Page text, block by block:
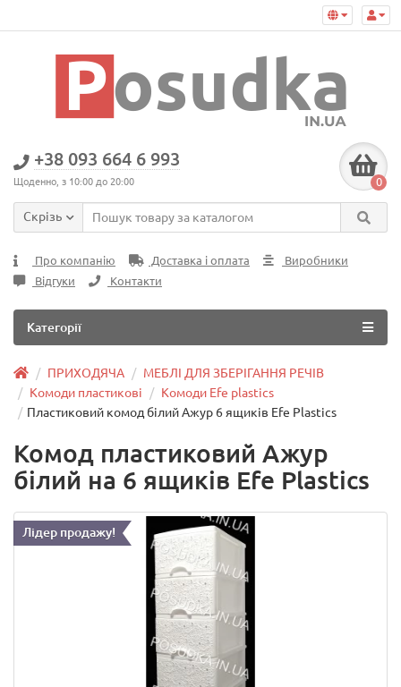
+38 093 664 6 993
Щоденно, з 10:00 до 20:00 0
Скрізь
Про компанію Доставка і оплата
Виробники
Відгуки
Контакти
Категорії
ПРИХОДЯЧА
МЕБЛІ ДЛЯ ЗБЕРІГАННЯ РЕЧІВ
Комоди пластикові
Комоди Efe plastics
Пластиковий комод білий Ажур 6 ящиків Efe Plastics
Комод пластиковий Ажур
білий на 6 ящиків Efe Plastics
Лідер продажу!